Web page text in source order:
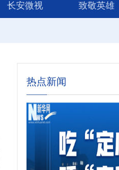
长安微视 致敬英雄
热点新闻